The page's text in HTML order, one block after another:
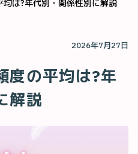
は?年代別・関係性別に解説
2026年7月27日
度の平均は?年
解説